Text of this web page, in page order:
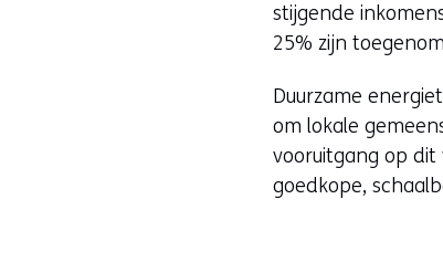
stijgende
25% zijn
Duurzame
om lokale
vooruitgang op
goedkope,